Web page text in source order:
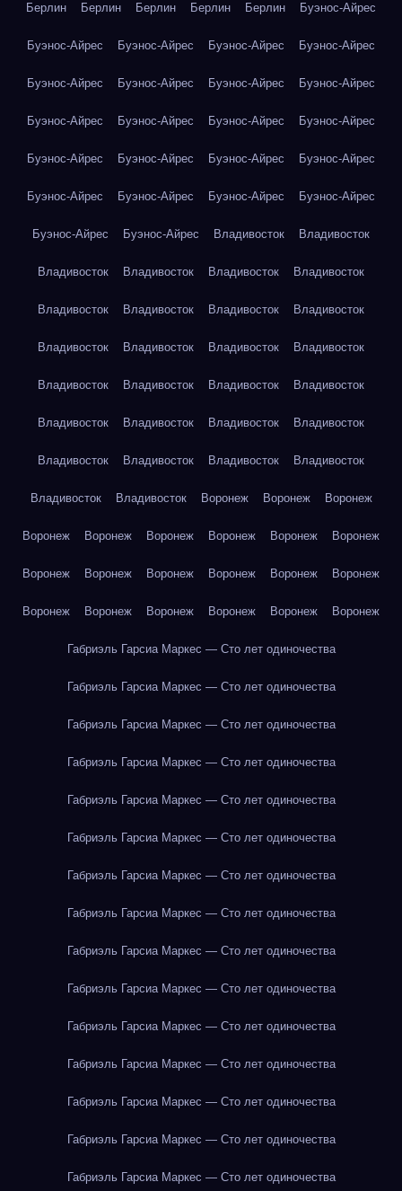
Берлин Берлин Берлин Берлин Берлин Буэнос-Айрес
Буэнос-Айрес Буэнос-Айрес Буэнос-Айрес Буэнос-Айрес
Буэнос-Айрес Буэнос-Айрес Буэнос-Айрес Буэнос-Айрес
Буэнос-Айрес Буэнос-Айрес Буэнос-Айрес Буэнос-Айрес
Буэнос-Айрес Буэнос-Айрес Буэнос-Айрес Буэнос-Айрес
Буэнос-Айрес Буэнос-Айрес Буэнос-Айрес Буэнос-Айрес
Буэнос-Айрес Буэнос-Айрес Владивосток Владивосток
Владивосток Владивосток Владивосток Владивосток
Владивосток Владивосток Владивосток Владивосток
Владивосток Владивосток Владивосток Владивосток
Владивосток Владивосток Владивосток Владивосток
Владивосток Владивосток Владивосток Владивосток
Владивосток Владивосток Владивосток Владивосток
Владивосток Владивосток Воронеж Воронеж Воронеж
Воронеж Воронеж Воронеж Воронеж Воронеж Воронеж
Воронеж Воронеж Воронеж Воронеж Воронеж Воронеж
Воронеж Воронеж Воронеж Воронеж Воронеж Воронеж
Габриэль Гарсиа Маркес — Сто лет одиночества
Габриэль Гарсиа Маркес — Сто лет одиночества
Габриэль Гарсиа Маркес — Сто лет одиночества
Габриэль Гарсиа Маркес — Сто лет одиночества
Габриэль Гарсиа Маркес — Сто лет одиночества
Габриэль Гарсиа Маркес — Сто лет одиночества
Габриэль Гарсиа Маркес — Сто лет одиночества
Габриэль Гарсиа Маркес — Сто лет одиночества
Габриэль Гарсиа Маркес — Сто лет одиночества
Габриэль Гарсиа Маркес — Сто лет одиночества
Габриэль Гарсиа Маркес — Сто лет одиночества
Габриэль Гарсиа Маркес — Сто лет одиночества
Габриэль Гарсиа Маркес — Сто лет одиночества
Габриэль Гарсиа Маркес — Сто лет одиночества
Габриэль Гарсиа Маркес — Сто лет одиночества